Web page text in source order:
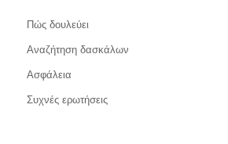
Πώς δουλεύει
Αναζήτηση δασκάλων
Ασφάλεια
Συχνές ερωτήσεις